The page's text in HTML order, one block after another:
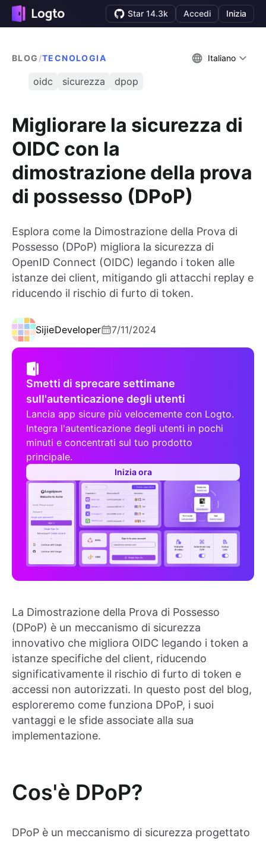
Star 14.3k Accedi Inizia
BLOG /TECNOLOGIA Italiano
oidc sicurezza dpop
Migliorare la sicurezza di
OIDC con la
dimostrazione della prova
di possesso (DPoP)
Esplora come la Dimostrazione della Prova di
Possesso (DPoP) migliora la sicurezza di
OpenID Connect (OIDC) legando i token alle
istanze dei client, mitigando gli attacchi replay e
riducendo il rischio di furto di token.
SijieDeveloper 7/11/2024
Smetti di sprecare settimane
sull'autenticazione degli utenti
Lancia app sicure più velocemente con Logto.
Integra l'autenticazione degli utenti in pochi
minuti e concentrati sul tuo prodotto
principale.
Inizia ora
La Dimostrazione della Prova di Possesso
(DPoP) è un meccanismo di sicurezza
innovativo che migliora OIDC legando i token a
istanze specifiche del client, riducendo
significativamente il rischio di furto di token e
accessi non autorizzati. In questo post del blog,
esploreremo come funziona DPoP, i suoi
vantaggi e le sfide associate alla sua
implementazione.
Cos'è DPoP?
DPoP è un meccanismo di sicurezza progettato